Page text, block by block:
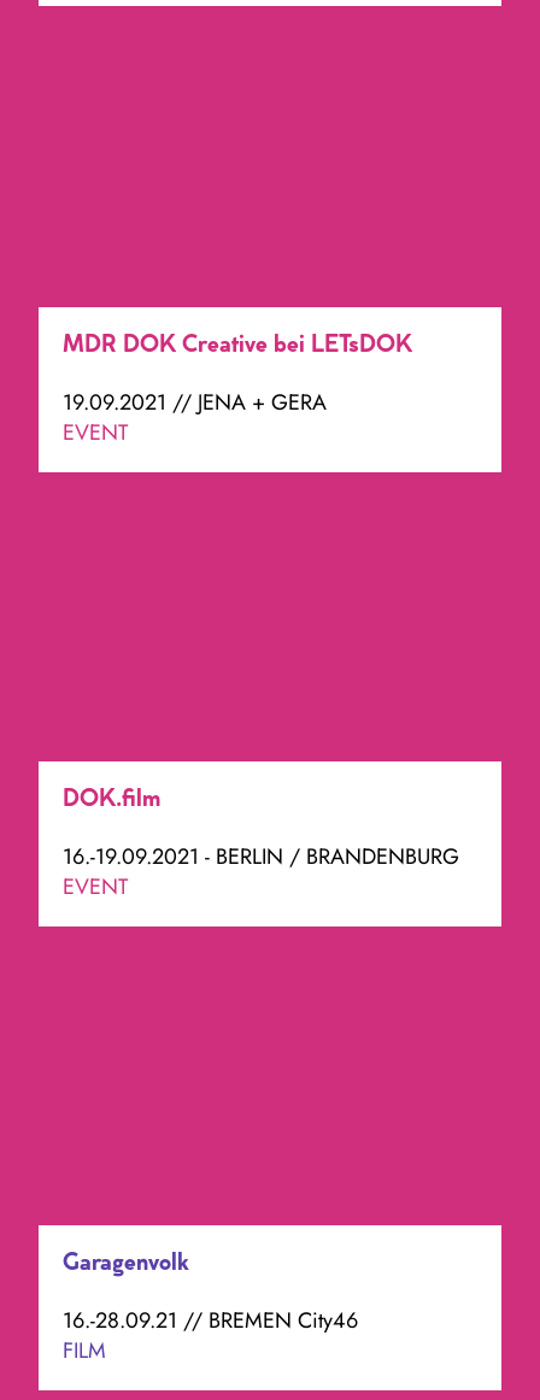
MDR DOK Creative bei LETsDOK
19.09.2021 // JENA + GERA
EVENT
DOK.film
16.-19.09.2021 - BERLIN / BRANDENBURG
EVENT
Garagenvolk
16.-28.09.21 // BREMEN City46
FILM